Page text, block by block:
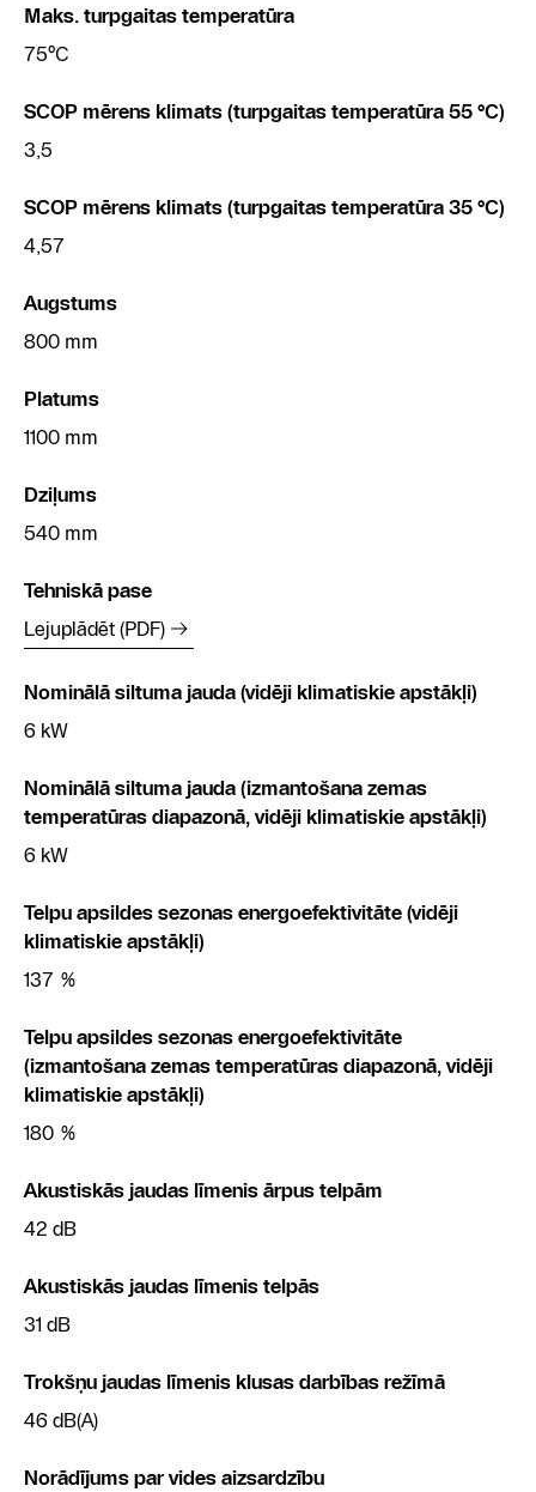
Maks. turpgaitas temperatūra
75°C
SCOP mērens klimats (turpgaitas temperatūra 55 °C)
3,5
SCOP mērens klimats (turpgaitas temperatūra 35 °C)
4,57
Augstums
800 mm
Platums
1100 mm
Dziļums
540 mm
Tehniskā pase
Lejuplādēt (PDF)
Nominālā siltuma jauda (vidēji klimatiskie apstākļi)
6 kW
Nominālā siltuma jauda (izmantošana zemas
temperatūras diapazonā, vidēji klimatiskie apstākļi)
6 kW
Telpu apsildes sezonas energoefektivitāte (vidēji
klimatiskie apstākļi)
137 %
Telpu apsildes sezonas energoefektivitāte
(izmantošana zemas temperatūras diapazonā, vidēji
klimatiskie apstākļi)
180 %
Akustiskās jaudas līmenis ārpus telpām
42 dB
Akustiskās jaudas līmenis telpās
31 dB
Trokšņu jaudas līmenis klusas darbības režīmā
46 dB(A)
Norādījums par vides aizsardzību